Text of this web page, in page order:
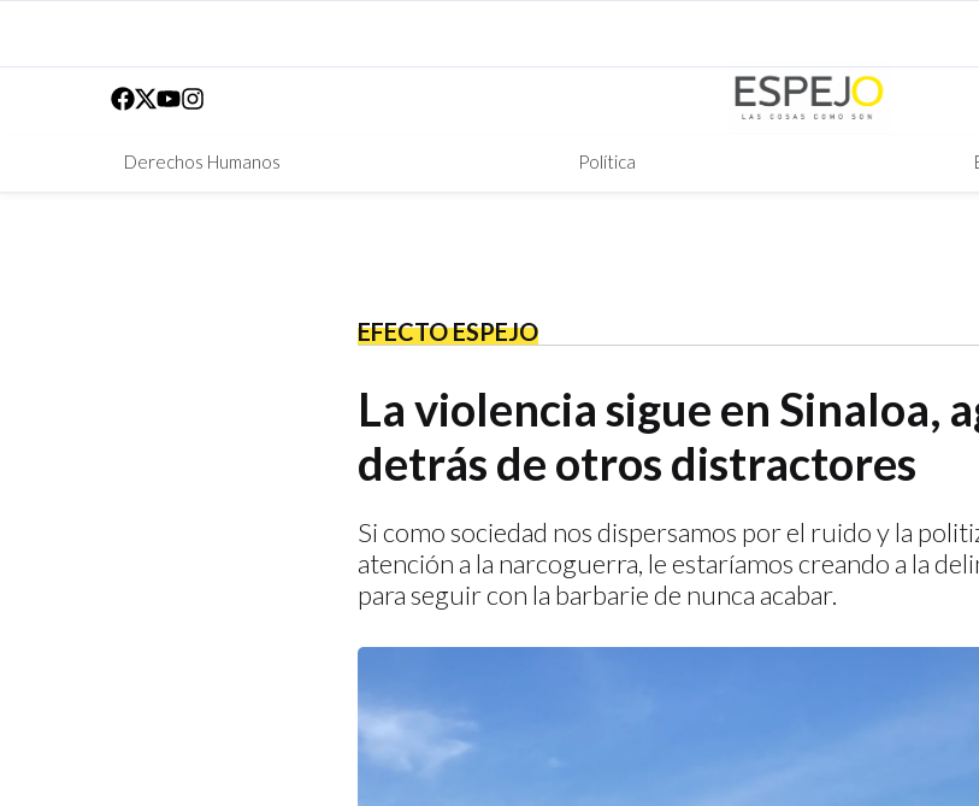
Derechos Humanos Política
EFECTO ESPEJO
La violencia sigue en Sinaloa,
detrás de otros distractores
Si como sociedad nos dispersamos por el ruido y la
atención a la narcoguerra, le estaríamos creando a la
para seguir con la barbarie de nunca acabar.